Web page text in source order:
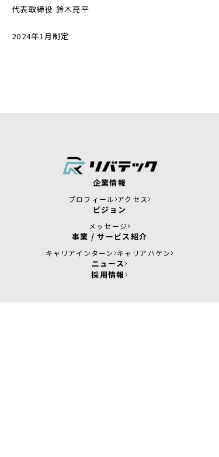
代表取締役 鈴木亮平
2024年1月制定
企業情報
プロフィール アクセス
ビジョン
メッセージ
事業 / サービス紹介
キャリアインターン キャリアハケン
ニュース
採用情報